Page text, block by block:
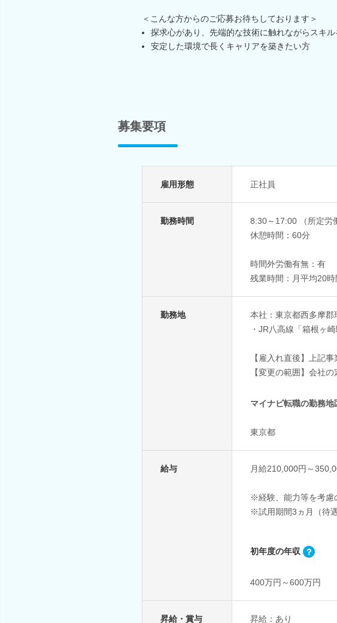
＜こんな方からのご応募お待ちしております＞
探求心があり、先端的な技術に触れながらスキ
安定した環境で長くキャリアを築きたい方
募集要項
雇用形態 正社員
勤務時間
8:30～17:00 （所定労
休憩時間：60分
時間外労働有無：有
残業時間：月平均20時
勤務地
本社：東京都西多摩
・JR八高線「箱根ヶ崎
【雇入れ直後】上記事
【変更の範囲】会社
マイナビ転職の勤務
東京都
給与 月給210,000円～
※経験、能力等を考慮
※試用期間3ヵ月（待
初年度の年収
400万円～600万円
昇給・賞与 昇給：あり